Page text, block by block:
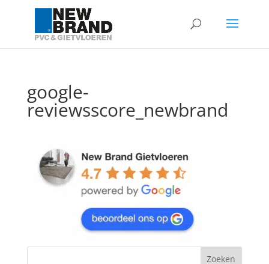
google-
reviewsscore_newbrand